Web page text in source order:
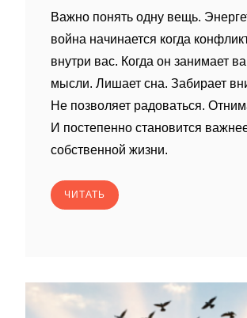
Важно понять одну вещь.
война начинается когда
внутри вас. Когда он занимает
мысли. Лишает сна. Забирает
Не позволяет радоваться.
И постепенно становится
собственной жизни.
ЧИТАТЬ